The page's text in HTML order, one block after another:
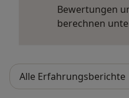
Bewertungen
berechnen